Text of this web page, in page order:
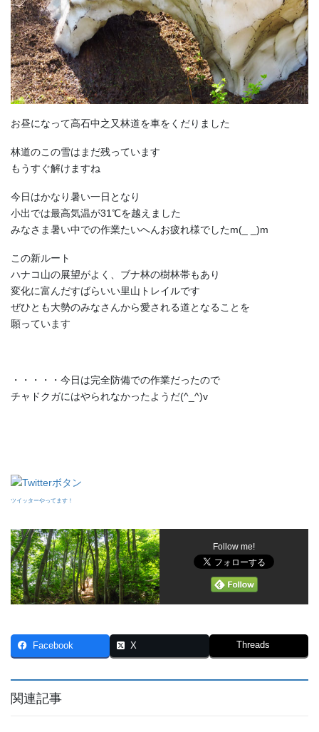
お昼になって高石中之又林道を車をくだりました
林道のこの雪はまだ残っています
もうすぐ解けますね
今日はかなり暑い一日となり
小出では最高気温が31℃を越えました
みなさま暑い中での作業たいへんお疲れ様でしたm(_ _)m
この新ルート
ハナコ山の展望がよく、ブナ林の樹林帯もあり
変化に富んだすばらいい里山トレイルです
ぜひとも大勢のみなさんから愛される道となることを
願っています
・・・・・今日は完全防備での作業だったので
チャドクガにはやられなかったようだ(^_^)v
ツイッターやってます！
Follow me!
Facebook X Threads
関連記事